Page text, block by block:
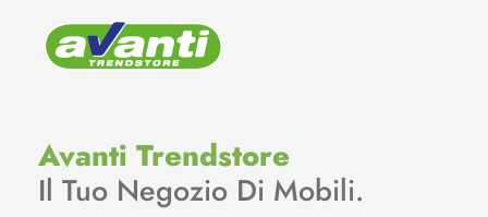
Avanti Trendstore
Il Tuo Negozio Di Mobili.